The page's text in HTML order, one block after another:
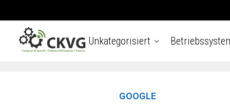
Unkategorisiert
GOOGLE